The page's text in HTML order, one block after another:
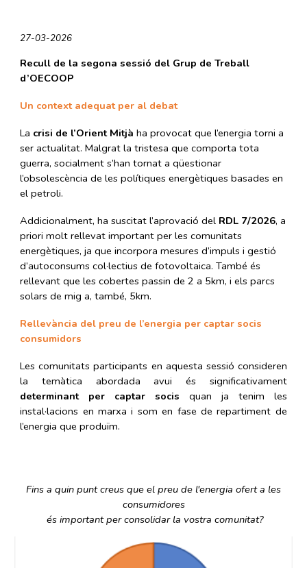
27-03-2026
Recull de la segona sessió del Grup de Treball
d’OECOOP
Un context adequat per al debat
La crisi de l’Orient Mitjà ha provocat que l’energia torni a
ser actualitat. Malgrat la tristesa que comporta tota
guerra, socialment s’han tornat a qüestionar
l’obsolescència de les polítiques energètiques basades en
el petroli.
Addicionalment, ha suscitat l’aprovació del RDL 7/2026, a
priori molt rellevat important per les comunitats
energètiques, ja que incorpora mesures d’impuls i gestió
d’autoconsums col·lectius de fotovoltaica. També és
rellevant que les cobertes passin de 2 a 5km, i els parcs
solars de mig a, també, 5km.
Rellevància del preu de l’energia per captar socis
consumidors
Les comunitats participants en aquesta sessió consideren
la temàtica abordada avui és significativament
determinant per captar socis quan ja tenim les
instal·lacions en marxa i som en fase de repartiment de
l’energia que produïm.
Fins a quin punt creus que el preu de l'energia ofert a les
consumidores
és important per consolidar la vostra comunitat?